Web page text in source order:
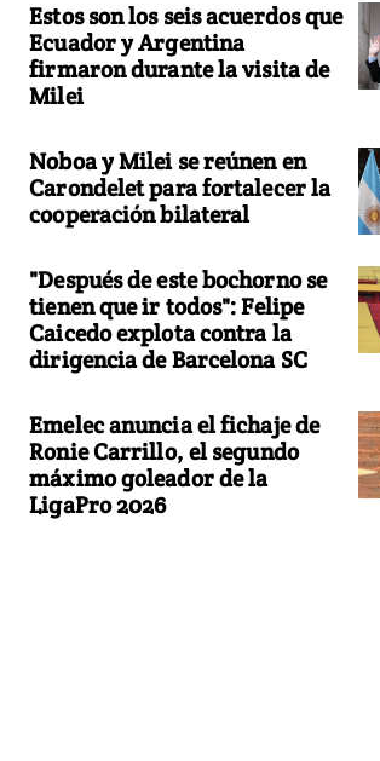
Estos son los seis acuerdos que
Ecuador y Argentina
firmaron durante la visita de
Milei
Noboa y Milei se reúnen en
Carondelet para fortalecer la
cooperación bilateral
"Después de este bochorno se
tienen que ir todos": Felipe
Caicedo explota contra la
dirigencia de Barcelona SC
Emelec anuncia el fichaje de
Ronie Carrillo, el segundo
máximo goleador de la
LigaPro 2026